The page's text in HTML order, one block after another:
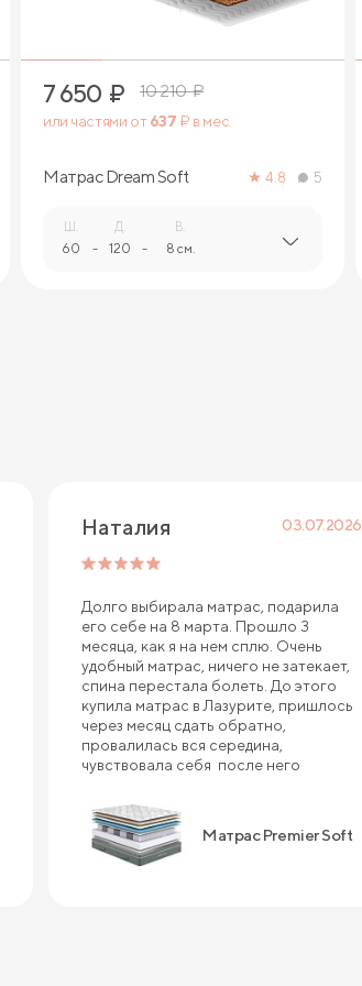
7 650 ₽ 10 210₽
или частями от637 ₽ в мес.
Матрас Dream Soft 4.8 5
Ш.
60 -
Д.
120 -
В.
8 см.
Наталия 03.07.2026
Долго выбирала матрас, подарила
его себе на 8 марта. Прошло 3
месяца, как я на нем сплю. Очень
удобный матрас, ничего не затекает,
спина перестала болеть. До этого
купила матрас в Лазурите, пришлось
через месяц сдать обратно,
провалилась вся середина,
чувствовала себя после него
спина, и плечи. Рекомендую матрас
кампании Сонум к покупке, пока не
пожалела ни дня . Спасибо большое
за крепкий сон!!!
Матрас Premier Soft